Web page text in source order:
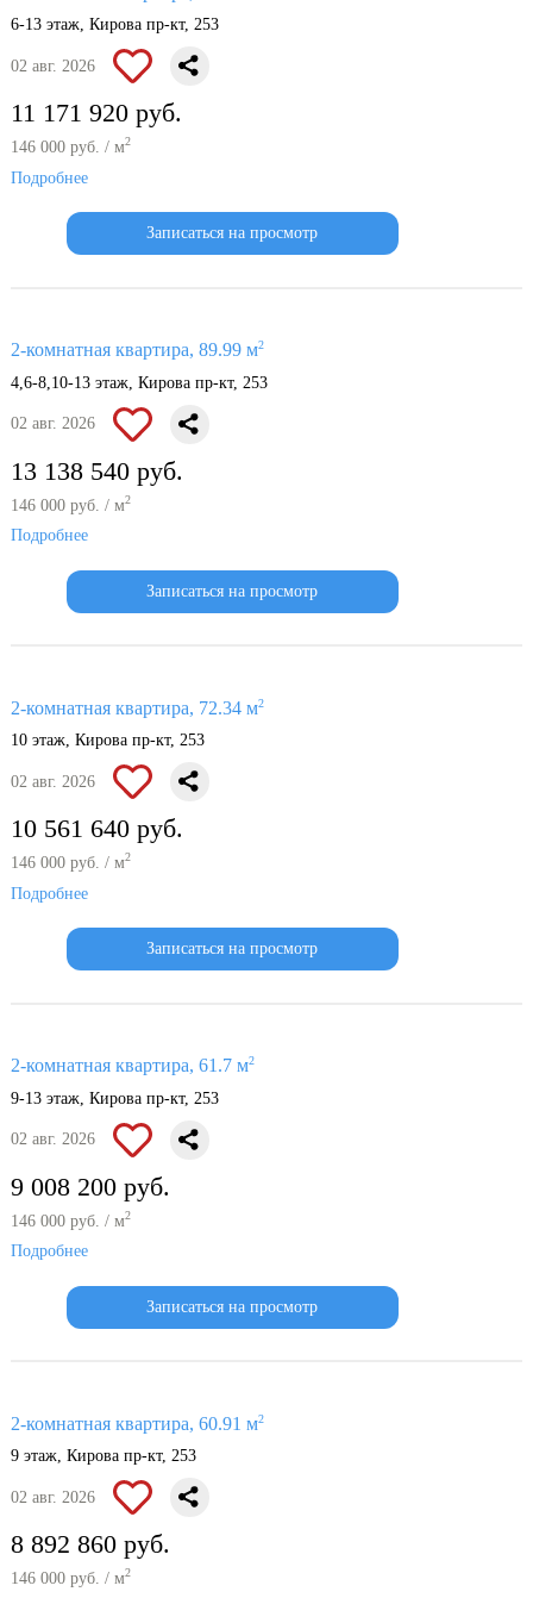
6-13 этаж, Кирова пр-кт, 253
02 авг. 2026
11 171 920 руб.
146 000 руб. / м2
Подробнее
Записаться на просмотр
2-комнатная квартира, 89.99 м2
4,6-8,10-13 этаж, Кирова пр-кт, 253
02 авг. 2026
13 138 540 руб.
146 000 руб. / м2
Подробнее
Записаться на просмотр
2-комнатная квартира, 72.34 м2
10 этаж, Кирова пр-кт, 253
02 авг. 2026
10 561 640 руб.
146 000 руб. / м2
Подробнее
Записаться на просмотр
2-комнатная квартира, 61.7 м2
9-13 этаж, Кирова пр-кт, 253
02 авг. 2026
9 008 200 руб.
146 000 руб. / м2
Подробнее
Записаться на просмотр
2-комнатная квартира, 60.91 м2
9 этаж, Кирова пр-кт, 253
02 авг. 2026
8 892 860 руб.
146 000 руб. / м2